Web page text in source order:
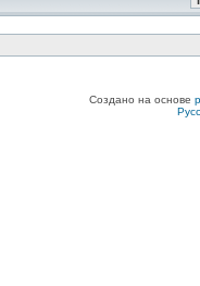
Создано на основе